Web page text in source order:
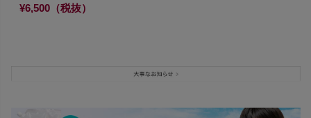
¥6,500（税抜）